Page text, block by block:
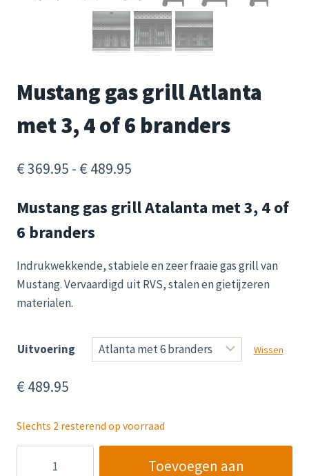
Mustang gas grill Atlanta
met 3, 4 of 6 branders
€369.95 - € 489.95
tot
Mustang gas grill Atalanta met 3, 4 of
6 branders
Indrukwekkende, stabiele en zeer fraaie gas grill van
Mustang. Vervaardigd uit RVS, stalen en gietijzeren
materialen.
Uitvoering Wissen
€ 489.95
Slechts 2 resterend op voorraad
Toevoegen aan